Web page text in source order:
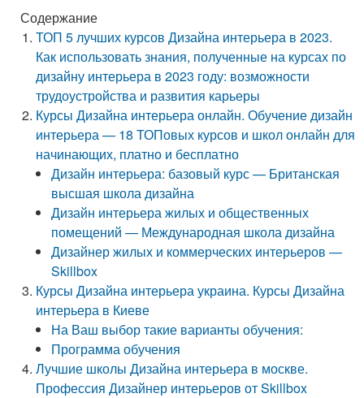
Содержание
ТОП 5 лучших курсов Дизайна интерьера в 2023.
Как использовать знания, полученные на курсах по
дизайну интерьера в 2023 году: возможности
трудоустройства и развития карьеры
Курсы Дизайна интерьера онлайн. Обучение дизайн
интерьера — 18 ТОПовых курсов и школ онлайн для
начинающих, платно и бесплатно
Дизайн интерьера: базовый курс — Британская
высшая школа дизайна
Дизайн интерьера жилых и общественных
помещений — Международная школа дизайна
Дизайнер жилых и коммерческих интерьеров —
Skillbox
Курсы Дизайна интерьера украина. Курсы Дизайна
интерьера в Киеве
На Ваш выбор такие варианты обучения:
Программа обучения
Лучшие школы Дизайна интерьера в москве.
Профессия Дизайнер интерьеров от Skillbox